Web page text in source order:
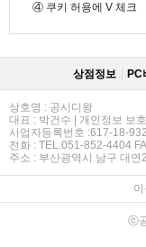
④ 쿠키 허용에 V 체크
상점정보 PC
상호명 : 공시디왕
대표 : 박건수 | 개인정보 보
사업자등록번호 :617-18-
전화 : TEL.051-852-4404
주소 : 부산광역시 남구 대
ⓒ